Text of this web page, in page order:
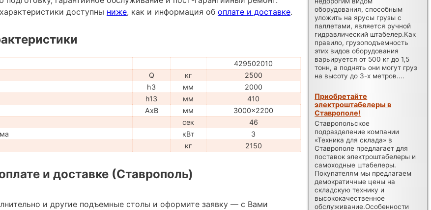
доступны ниже, как и информация об оплате и доставке.
429502010
Q кг
2500
h3 мм
2000
h13 мм
410
AxB мм
3000x2200
сек
46
кВт
3
кг 2150
и доставке (Ставрополь)
и другие подъемные столы и оформите заявку — с Вами
оборудования, способным
уложить на ярусы грузы с
паллетами, является ручной
гидравлический штабелер.Как
правило, грузоподъемность
этих видов оборудования
варьируется от 500 кг до 1,5
тонн, а поднять они могут груз
на высоту до 3-х метров....
Приобретайте
электроштабелеры в
Ставрополе!
Ставропольское
подразделение компании
«Техника для склада» в
Ставрополе предлагает для
поставок электроштабелеры и
самоходные штабелеры.
Покупателям мы предлагаем
демократичные цены на
складскую технику и
высококачественное
обслуживание.Особенности